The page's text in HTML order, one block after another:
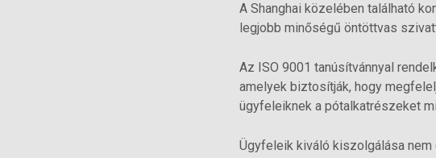
A Shanghai közelében található
legjobb minőségű öntöttvas
Az ISO 9001 tanúsítvánnyal
amelyek biztosítják, hogy
ügyfeleiknek a pótalkatrészeket
Ügyfeleik kiváló kiszolgálása nem